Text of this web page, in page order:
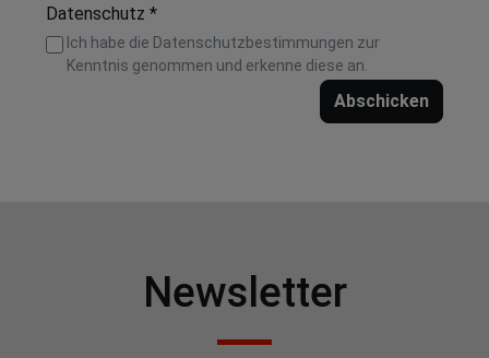
Datenschutz *
Ich habe die Datenschutzbestimmungen zur
Kenntnis genommen und erkenne diese an.
Abschicken
Newsletter